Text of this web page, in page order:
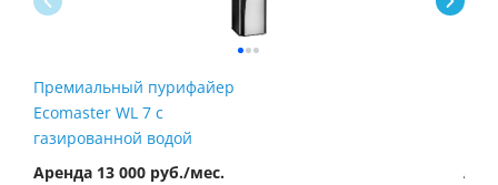
Премиальный пурифайер
Ecomaster WL 7 с
газированной водой
Аренда 13 000 руб./мес.